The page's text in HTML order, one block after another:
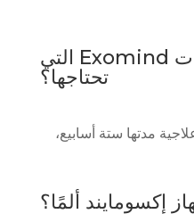
كم عدد جلسات Exomind التي
تحتاجها؟
مدتها ستة أسابيع،
إكسومايند ألمًا؟